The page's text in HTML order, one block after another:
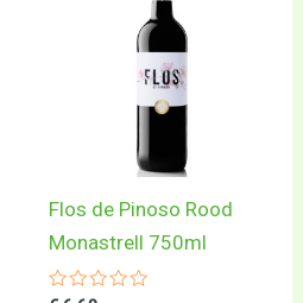
Flos de Pinoso Rood
Monastrell 750ml